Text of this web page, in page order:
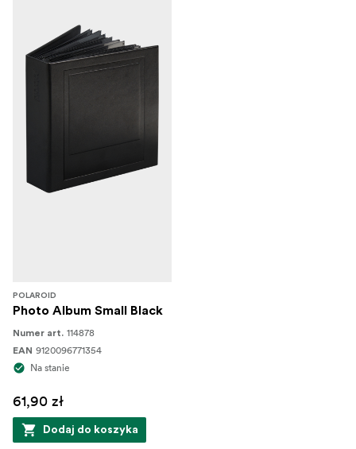
POLAROID
Photo Album Small Black
Numer art. 114878
EAN 9120096771354
Na stanie
61,90 zł
Dodaj do koszyka